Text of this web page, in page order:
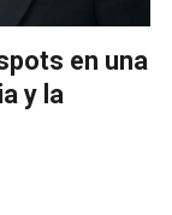
en una
y la